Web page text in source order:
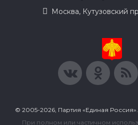
Москва, Кутузовский
© 2005-2026, Партия «Единая
При полном или частичном